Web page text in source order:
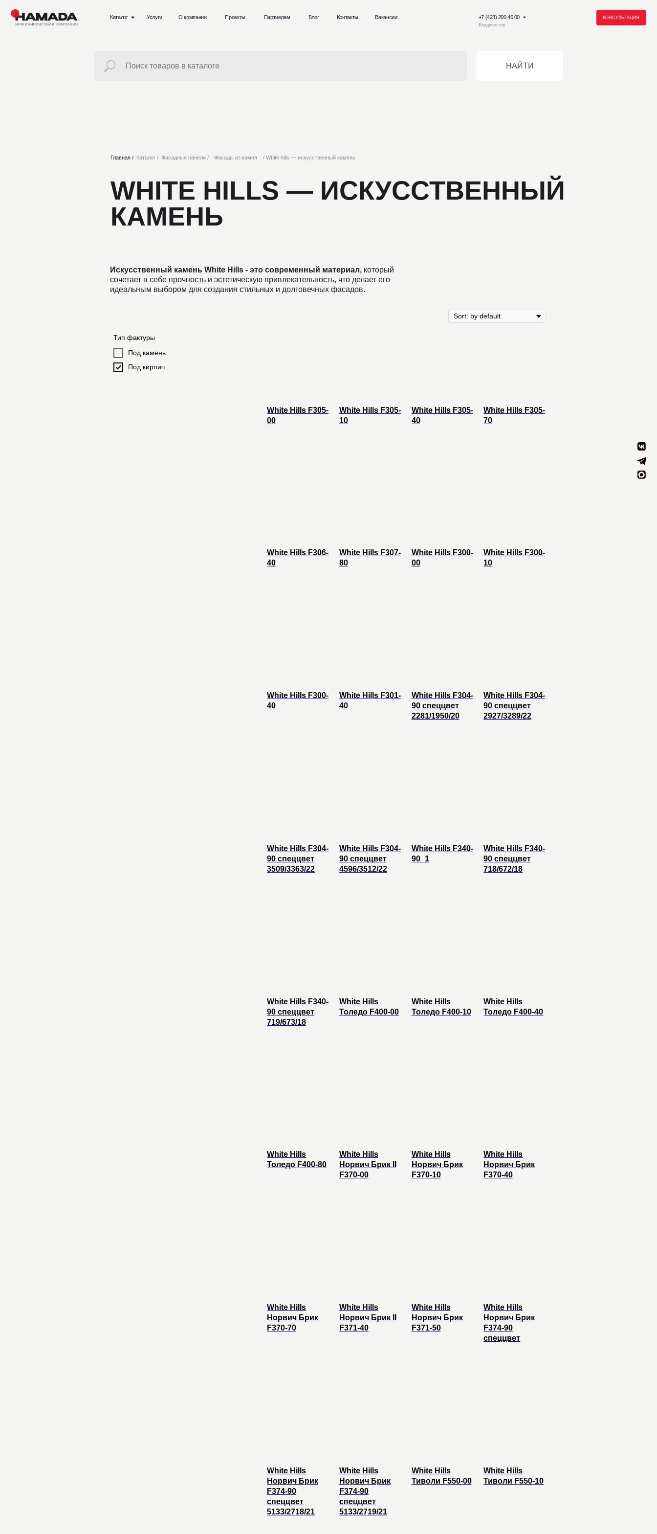
О компании
Услуги Проекты Партнерам Блог Контакты Вакансии
Каталог
НАЙТИ
КАМЕНЬ
Тип фактуры
Под камень
Под кирпич
White Hills F305-
00
White Hills F305-
10
White Hills F305-
40
White Hills F305-
70
White Hills F306-
40
White Hills F307-
80
White Hills F300-
00
White Hills F300-
10
White Hills F300-
40
White Hills F301-
40
White Hills F304-
90 спеццвет
2281/1950/20
White Hills F304-
90 спеццвет
2927/3289/22
White Hills F304-
90 спеццвет
3509/3363/22
White Hills F304-
90 спеццвет
4596/3512/22
White Hills F340-
90_1
White Hills F340-
90 спеццвет
718/672/18
White Hills F340-
90 спеццвет
719/673/18
White Hills
Толедо F400-00
White Hills
Толедо F400-10
White Hills
Толедо F400-40
White Hills
Толедо F400-80
White Hills
Норвич Брик II
F370-00
White Hills
Норвич Брик
F370-10
White Hills
Норвич Брик
F370-40
White Hills
Норвич Брик
F370-70
White Hills
Норвич Брик II
F371-40
White Hills
Норвич Брик
F371-50
White Hills
Норвич Брик
F374-90
спеццвет
White Hills
Норвич Брик
F374-90
спеццвет
5133/2718/21
White Hills
Норвич Брик
F374-90
спеццвет
5133/2719/21
White Hills
Тиволи F550-00
White Hills
Тиволи F550-10